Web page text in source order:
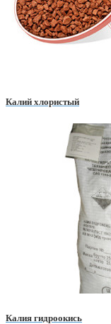
Калий хлористый
Калия гидроокись